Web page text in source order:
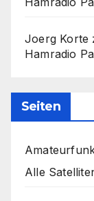
Joerg Korte
Hamradio
Seiten
Alle